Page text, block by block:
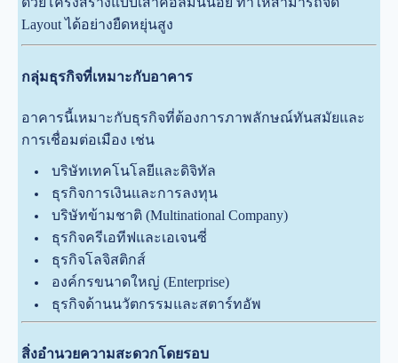
Layout ได้อย่างยืดหยุ่นสูง
กลุ่มธุรกิจที่เหมาะกับอาคาร
อาคารนี้เหมาะกับธุรกิจที่ต้องการภาพลักษณ์ทันสมัยและ
การเชื่อมต่อเมือง เช่น
บริษัทเทคโนโลยีและดิจิทัล
ธุรกิจการเงินและการลงทุน
บริษัทข้ามชาติ (Multinational Company)
ธุรกิจครีเอทีฟและเอเจนซี่
ธุรกิจโลจิสติกส์
องค์กรขนาดใหญ่ (Enterprise)
ธุรกิจด้านนวัตกรรมและสตาร์ทอัพ
สิ่งอำนวยความสะดวกโดยรอบ